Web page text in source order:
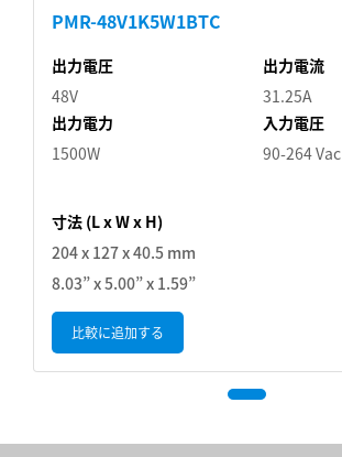
PMR-48V1K5W1BTC
出力電圧
48V
出力電力
1500W
出力電流
31.25A
入力電圧
90-264 Vac
寸法 (L x W x H)
204 x 127 x 40.5 mm
8.03” x 5.00” x 1.59”
比較に追加する